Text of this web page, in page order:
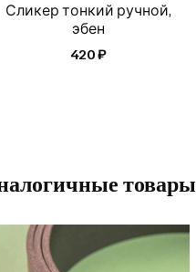
Сликер тонкий ручной,
эбен
420 ₽
товары